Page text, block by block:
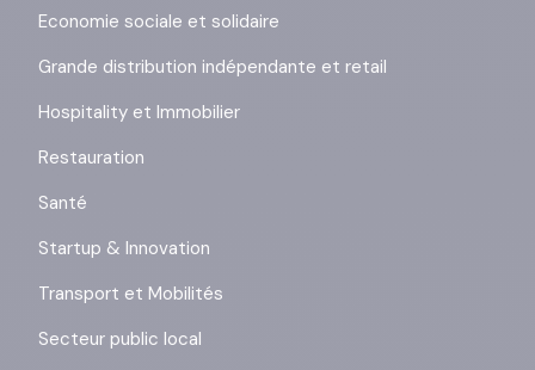
Economie sociale et solidaire
Grande distribution indépendante et retail
Hospitality et Immobilier
Restauration
Santé
Startup & Innovation
Transport et Mobilités
Secteur public local